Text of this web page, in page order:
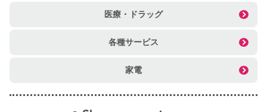
医療・ドラッグ
各種サービス
家電